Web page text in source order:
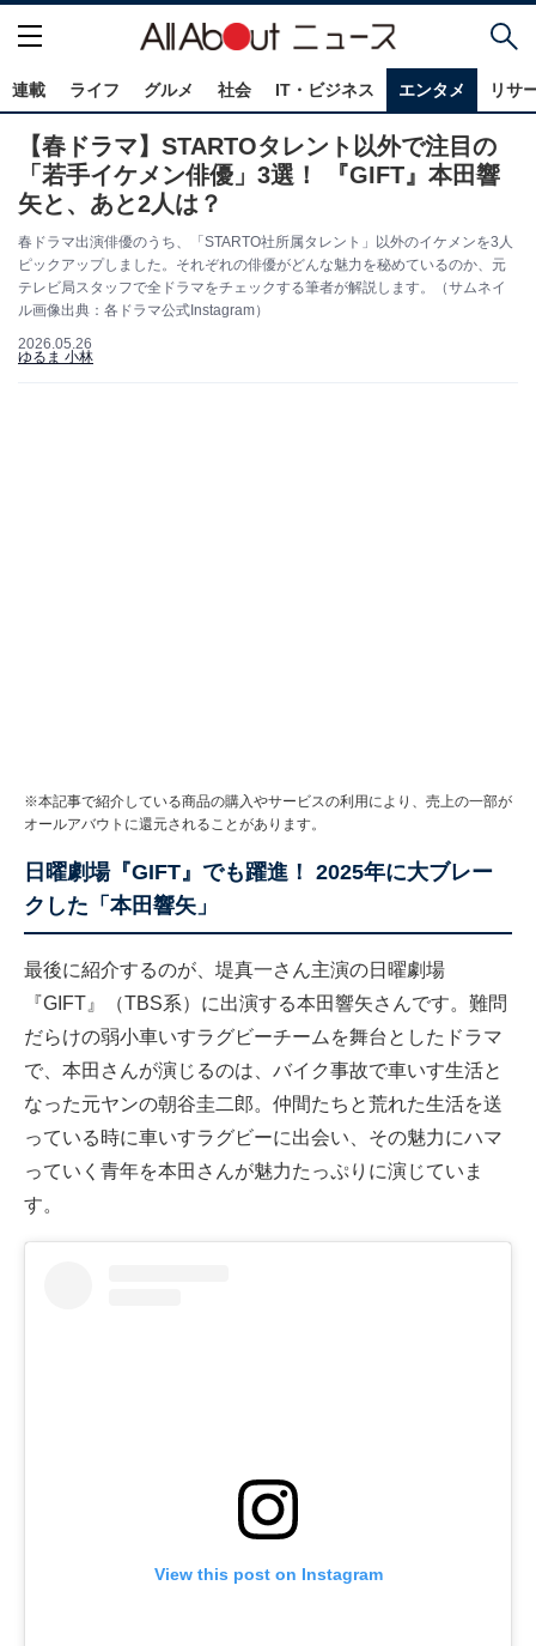
連載 ライフ グルメ 社会 IT・ビジネス エンタメ リサ
【春ドラマ】STARTOタレント以外で注目の
「若手イケメン俳優」3選！ 『GIFT』本田響
矢と、あと2人は？
春ドラマ出演俳優のうち、「STARTO社所属タレント」以外のイケメンを3人
ピックアップしました。それぞれの俳優がどんな魅力を秘めているのか、元
テレビ局スタッフで全ドラマをチェックする筆者が解説します。（サムネイ
ル画像出典：各ドラマ公式Instagram）
2026.05.26
ゆるま 小林
※本記事で紹介している商品の購入やサービスの利用により、売上の一部が
オールアバウトに還元されることがあります。
日曜劇場『GIFT』でも躍進！ 2025年に大ブレー
クした「本田響矢」
最後に紹介するのが、堤真一さん主演の日曜劇場
『GIFT』（TBS系）に出演する本田響矢さんです。難問
だらけの弱小車いすラグビーチームを舞台としたドラマ
で、本田さんが演じるのは、バイク事故で車いす生活と
なった元ヤンの朝谷圭二郎。仲間たちと荒れた生活を送
っている時に車いすラグビーに出会い、その魅力にハマ
っていく青年を本田さんが魅力たっぷりに演じていま
す。
View this post on Instagram